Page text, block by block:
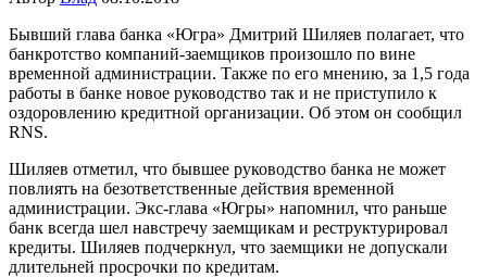
Бывший глава банка «Югра» Дмитрий Шиляев полагает, что
банкротство компаний-заемщиков произошло по вине
временной администрации. Также по его мнению, за 1,5 года
работы в банке новое руководство так и не приступило к
оздоровлению кредитной организации. Об этом он сообщил
RNS.
Шиляев отметил, что бывшее руководство банка не может
повлиять на безответственные действия временной
администрации. Экс-глава «Югры» напомнил, что раньше
банк всегда шел навстречу заемщикам и реструктурировал
кредиты. Шиляев подчеркнул, что заемщики не допускали
длительней просрочки по кредитам.